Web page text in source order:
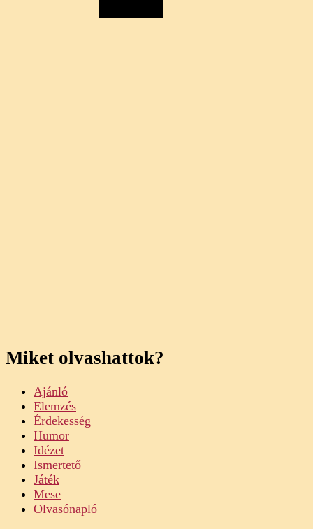
Miket olvashattok?
Ajánló
Elemzés
Érdekesség
Humor
Idézet
Ismertető
Játék
Mese
Olvasónapló